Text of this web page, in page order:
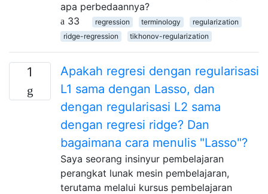
apa perbedaannya?
33
regression terminology
regularization
ridge-regression
tikhonov-regularization
1
Apakah regresi dengan regularisasi
L1 sama dengan Lasso, dan
dengan regularisasi L2 sama
dengan regresi ridge? Dan
bagaimana cara menulis "Lasso"?
Saya seorang insinyur pembelajaran
perangkat lunak mesin pembelajaran,
terutama melalui kursus pembelajaran